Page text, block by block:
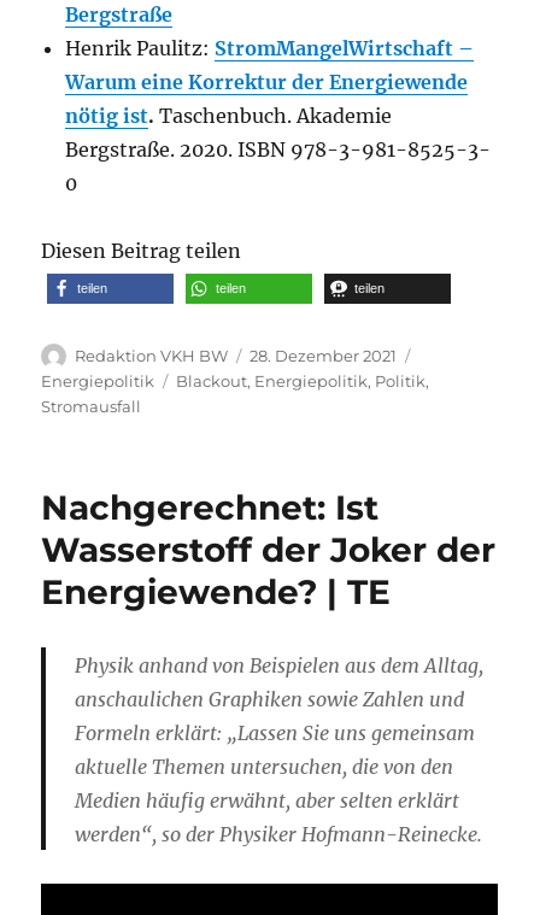
Bergstraße
Henrik Paulitz: StromMangelWirtschaft –
Warum eine Korrektur der Energiewende
nötig ist. Taschenbuch. Akademie
Bergstraße. 2020. ISBN 978-3-981-8525-3-
0
Diesen Beitrag teilen
teilen teilen teilen
Autor
Redaktion VKH BW
Veröffentlicht
am
28. Dezember 2021
Energiepolitik
Schlagwörter
Blackout, Energiepolitik, Politik,
Stromausfall
Nachgerechnet: Ist
Wasserstoff der Joker der
Energiewende? | TE
Physik anhand von Beispielen aus dem Alltag,
anschaulichen Graphiken sowie Zahlen und
Formeln erklärt: „Lassen Sie uns gemeinsam
aktuelle Themen untersuchen, die von den
Medien häufig erwähnt, aber selten erklärt
werden“, so der Physiker Hofmann-Reinecke.